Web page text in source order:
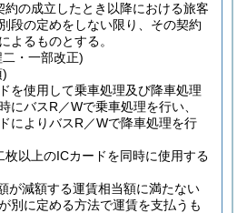
約の成立したとき以降における旅客
段の定めをしない限り、その契約
よるものとする。
・一部改正)
)
を使用して乗車処理及び降車処理
にバスR／Wで乗車処理を行い、
によりバスR／Wで降車処理を行
以上のICカードを同時に使用する
が減額する運賃相当額に満たない
別に定める方法で運賃を支払うも